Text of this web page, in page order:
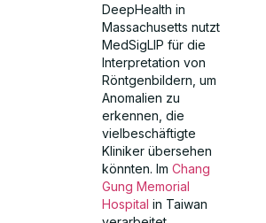
DeepHealth in
Massachusetts nutzt
MedSigLIP für die
Interpretation von
Röntgenbildern, um
Anomalien zu
erkennen, die
vielbeschäftigte
Kliniker übersehen
könnten. ImChang
Gung Memorial
Hospital in Taiwan